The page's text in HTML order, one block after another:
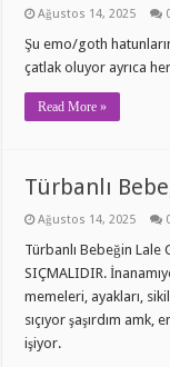
Ağustos 14, 2025
Şu emo/goth
çatlak oluyor ayrıca
Read More »
Türbanlı
Ağustos 14, 2025
Türbanlı Bebeğin Lale
SIÇMALIDIR.
memeleri, ayakları,
sıçıyor şaşırdım amk,
işiyor.